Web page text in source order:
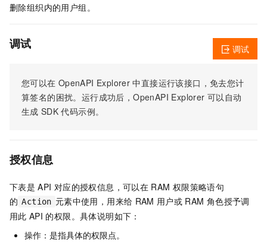
删除组织内的用户组。
调试
您可以在 OpenAPI Explorer 中直接运行该接口，免去您计
算签名的困扰。运行成功后，OpenAPI Explorer 可以自动
生成 SDK 代码示例。
调试
授权信息
下表是 API 对应的授权信息，可以在 RAM 权限策略语句
的 Action 元素中使用，用来给 RAM 用户或 RAM 角色授予调
用此 API 的权限。具体说明如下：
操作：是指具体的权限点。